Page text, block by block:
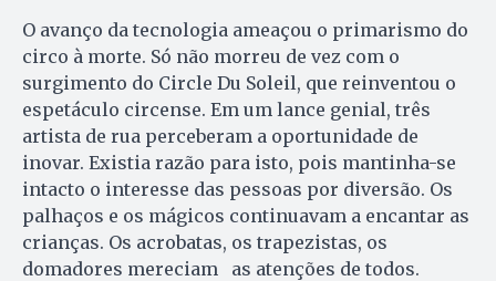
O avanço da tecnologia ameaçou o primarismo do
circo à morte. Só não morreu de vez com o
surgimento do Circle Du Soleil, que reinventou o
espetáculo circense. Em um lance genial, três
artista de rua perceberam a oportunidade de
inovar. Existia razão para isto, pois mantinha-se
intacto o interesse das pessoas por diversão. Os
palhaços e os mágicos continuavam a encantar as
crianças. Os acrobatas, os trapezistas, os
domadores mereciam as atenções de todos.